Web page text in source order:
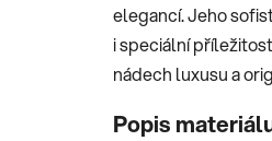
elegancí. Jeho
i speciální
nádech luxusu a
Popis